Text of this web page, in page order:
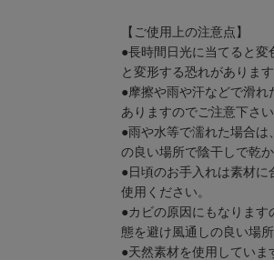
【ご使用上の注意点】
●長時間日光に当てると変
と変形する恐れがありま
●摩擦や雨や汗などで滑
ありますのでご注意下さい
●雨や水等で濡れた場合は
の良い場所で陰干しで乾か
●日頃のお手入れは素材
使用ください。
●カビの原因にもなりま
態を避け風通しの良い場
●天然素材を使用してい